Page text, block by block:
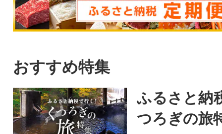
おすすめ特集
ふるさと納
つろぎの旅